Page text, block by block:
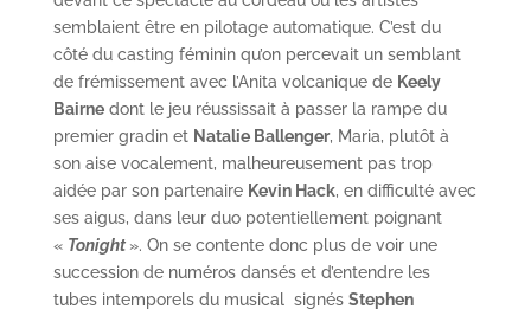
semblaient être en pilotage automatique. C’est du
côté du casting féminin qu’on percevait un semblant
de frémissement avec l’Anita volcanique de Keely
Bairnedont le jeu réussissait à passer la rampe du
premier gradin et Natalie Ballenger, Maria, plutôt à
son aise vocalement, malheureusement pas trop
aidée par son partenaire Kevin Hack, en difficulté avec
ses aigus, dans leur duo potentiellement poignant
« Tonight ». On se contente donc plus de voir une
succession de numéros dansés et d’entendre les
tubes intemporels du musical signés Stephen